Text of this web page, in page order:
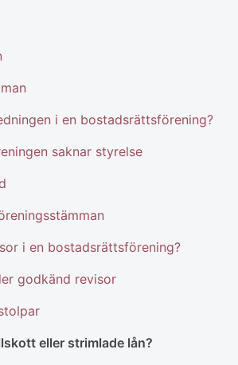
i en bostadsrättsförening?
saknar styrelse
i en bostadsrättsförening?
godkänd revisor
eller strimlade lån?